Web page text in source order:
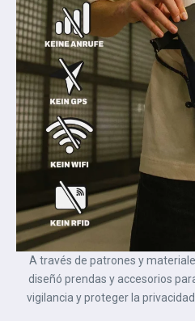
A través de patrones y
diseñó prendas y accesorios
vigilancia y proteger la